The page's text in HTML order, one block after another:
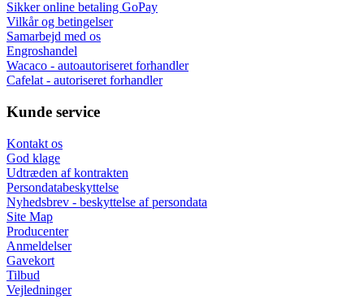
Sikker online betaling GoPay
Vilkår og betingelser
Samarbejd med os
Engroshandel
Wacaco - autoautoriseret forhandler
Cafelat - autoriseret forhandler
Kunde service
Kontakt os
God klage
Udtræden af kontrakten
Persondatabeskyttelse
Nyhedsbrev - beskyttelse af persondata
Site Map
Producenter
Anmeldelser
Gavekort
Tilbud
Vejledninger